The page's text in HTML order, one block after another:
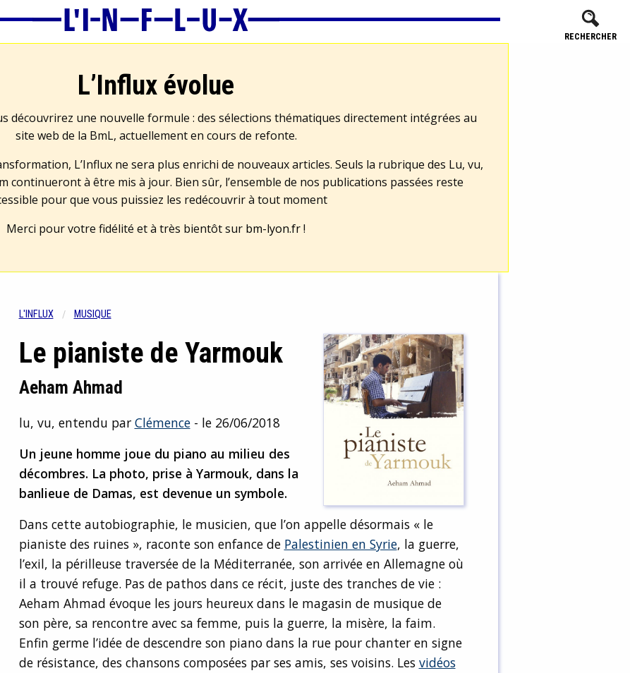
RECHERCHER
L’Influx évolue
découvrirez une nouvelle formule : des sélections thématiques directement intégrées au
site web de la BmL, actuellement en cours de refonte.
L’Influx ne sera plus enrichi de nouveaux articles. Seuls la rubrique des Lu, vu,
continueront à être mis à jour. Bien sûr, l’ensemble de nos publications passées reste
pour que vous puissiez les redécouvrir à tout moment
Merci pour votre fidélité et à très bientôt sur bm-lyon.fr!
L'INFLUX MUSIQUE
Le pianiste de Yarmouk
Aeham Ahmad
lu, vu, entendu par Clémence- le 26/06/2018
Un jeune homme joue du piano au milieu des
décombres. La photo, prise à Yarmouk, dans la
banlieue de Damas, est devenue un symbole.
Dans cette autobiographie, le musicien, que l’on appelle désormais « le
pianiste des ruines », raconte son enfance de Palestinien en Syrie, la guerre,
l’exil, la périlleuse traversée de la Méditerranée, son arrivée en Allemagne où
il a trouvé refuge. Pas de pathos dans ce récit, juste des tranches de vie :
Aeham Ahmad évoque les jours heureux dans le magasin de musique de
son père, sa rencontre avec sa femme, puis la guerre, la misère, la faim.
Enfin germe l’idée de descendre son piano dans la rue pour chanter en signe
de résistance, des chansons composées par ses amis, ses voisins. Les vidéos